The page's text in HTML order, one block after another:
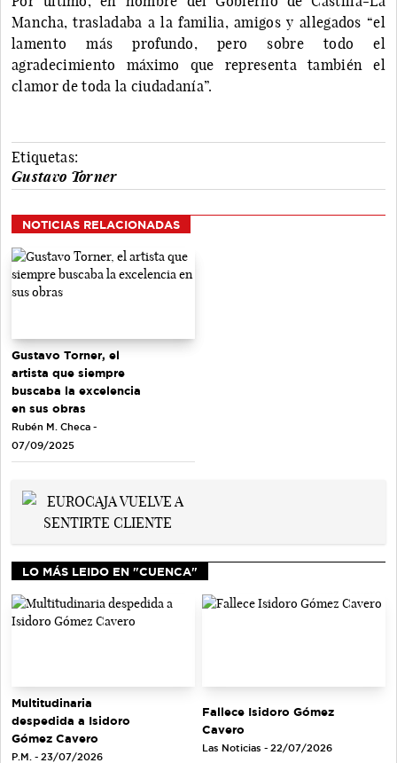
Mancha, trasladaba a la familia, amigos y allegados “el
lamento más profundo, pero sobre todo el
agradecimiento máximo que representa también el
clamor de toda la ciudadanía”.
Etiquetas:
Gustavo Torner
NOTICIAS RELACIONADAS
Gustavo Torner, el
artista que siempre
buscaba la excelencia
en sus obras
Rubén M. Checa -
07/09/2025
LO MÁS LEIDO EN "CUENCA"
Multitudinaria
despedida a Isidoro
Gómez Cavero
P.M. - 23/07/2026
Fallece Isidoro Gómez
Cavero
Las Noticias - 22/07/2026